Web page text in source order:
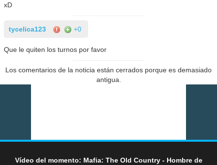
xD
tycelica123 +0
Que le quiten los turnos por favor
Los comentarios de la noticia están cerrados porque es demasiado
antigua.
Vídeo del momento: Mafia: The Old Country - Hombre de